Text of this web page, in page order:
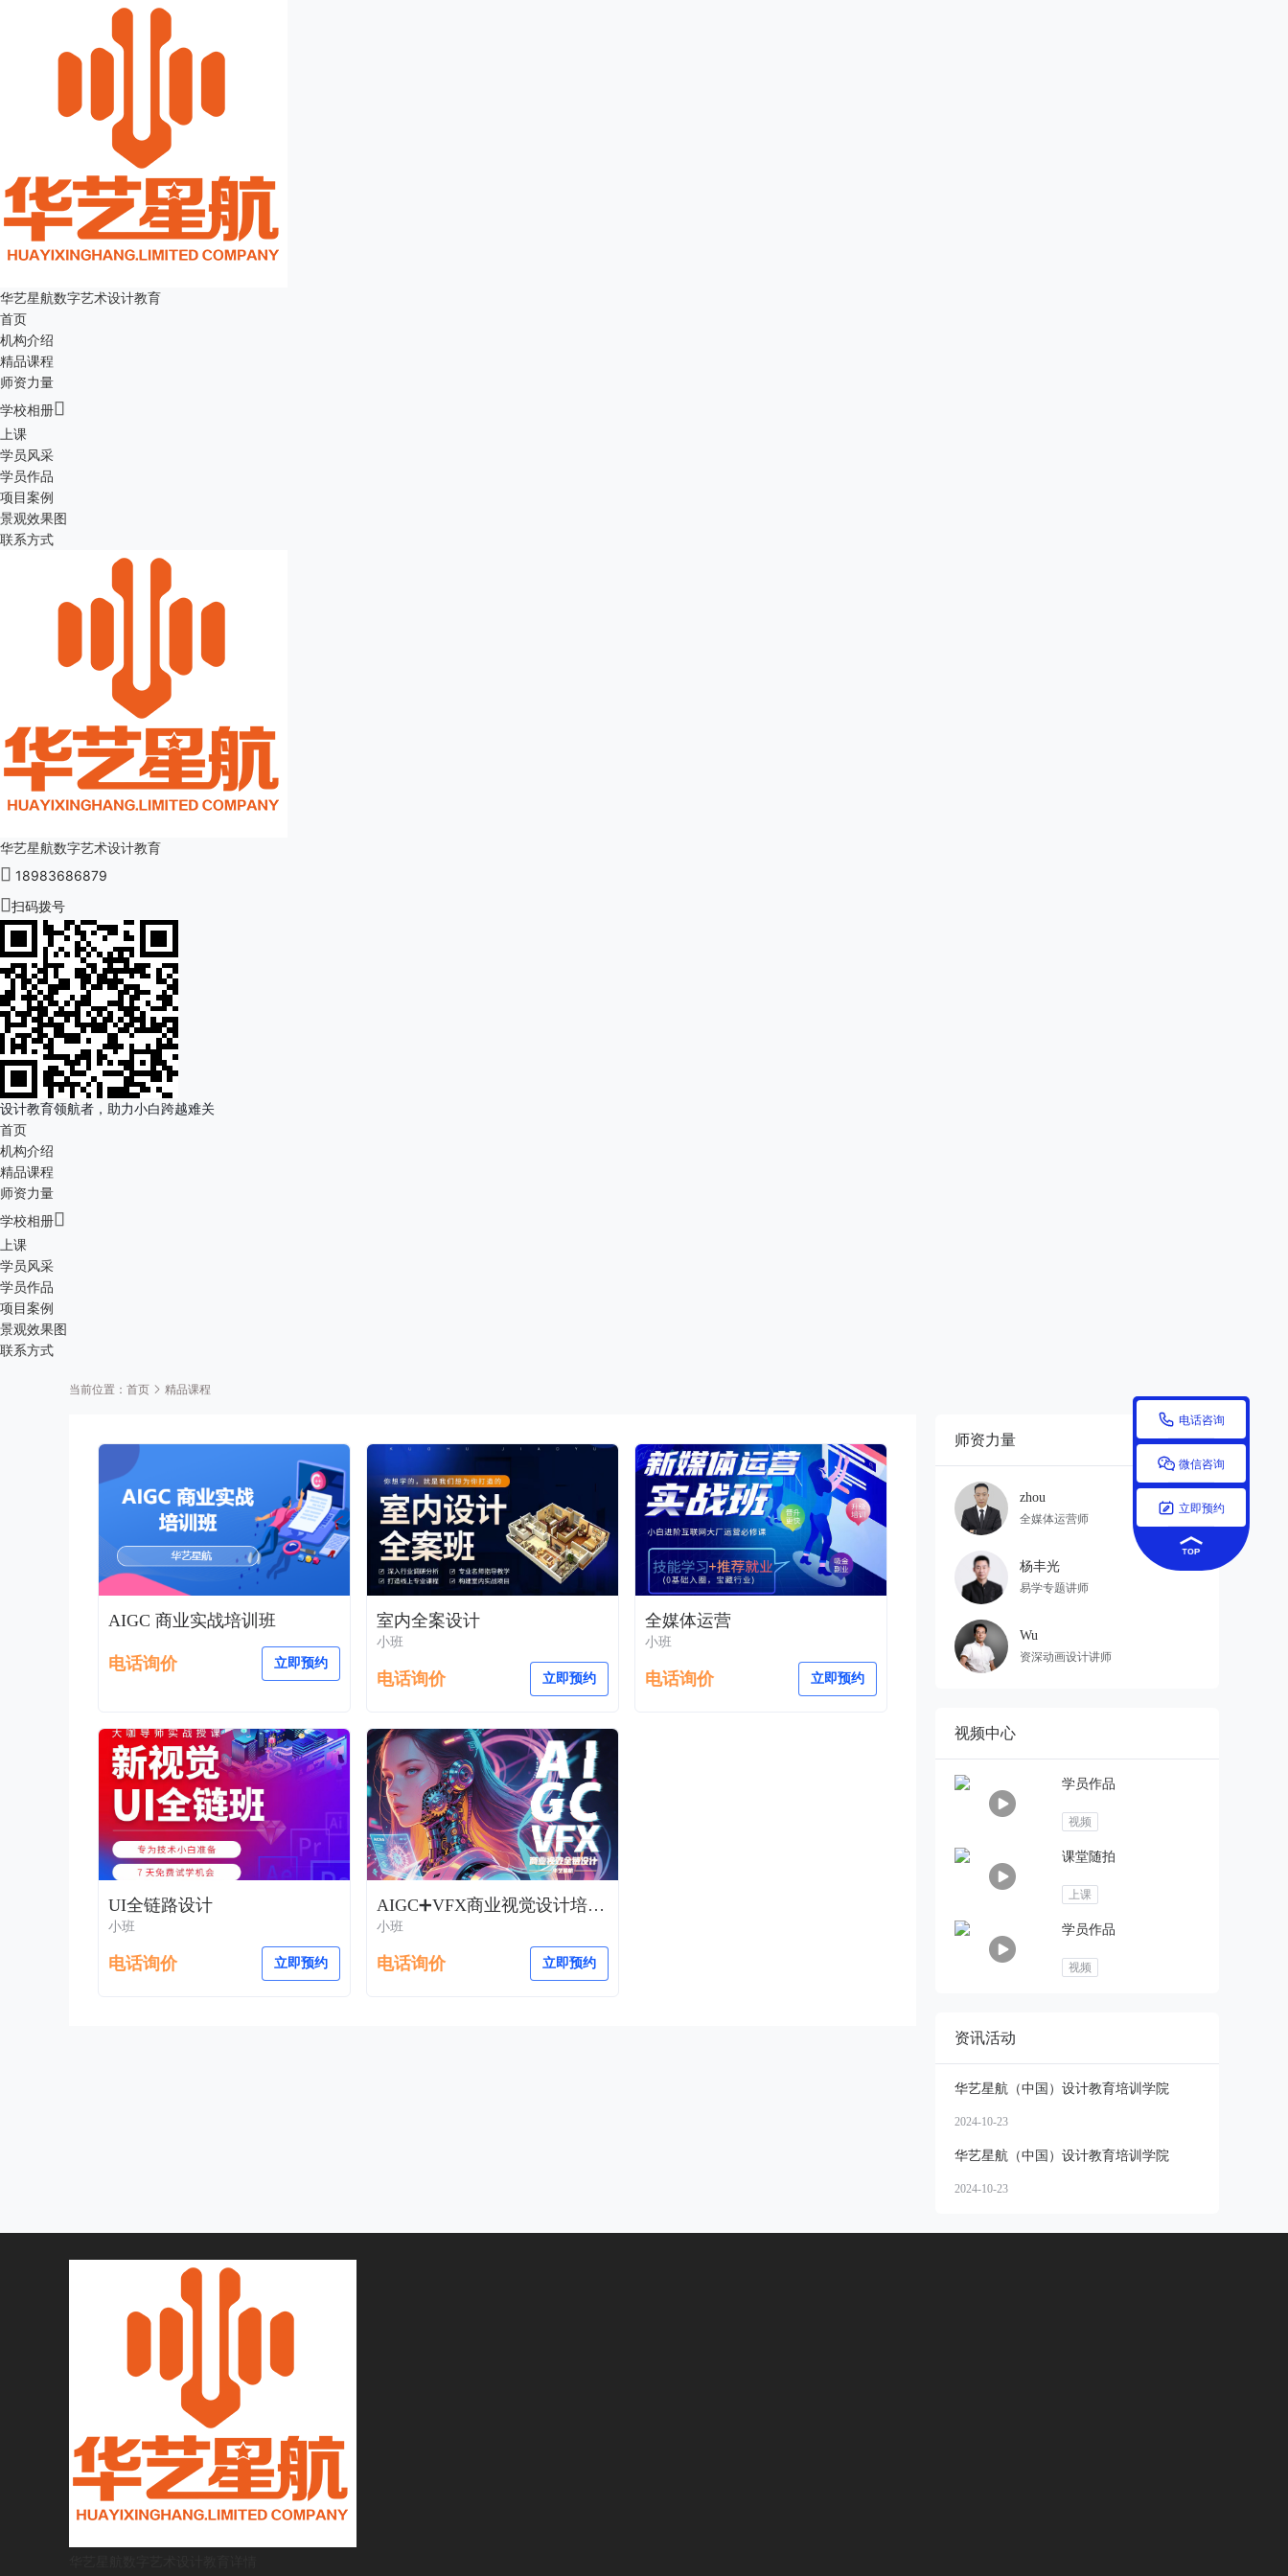
华艺星航数字艺术设计教育
首页
机构介绍
精品课程
师资力量
学校相册
上课
学员风采
学员作品
项目案例
景观效果图
联系方式
华艺星航数字艺术设计教育
 18983686879
扫码拨号
设计教育领航者，助力小白跨越难关
首页
机构介绍
精品课程
师资力量
学校相册
上课
学员风采
学员作品
项目案例
景观效果图
联系方式
 电话咨询
 微信咨询
 立即预约
当前位置： 首页 精品课程
AIGC 商业实战培训班
电话询价 立即预约
室内全案设计
小班
电话询价 立即预约
全媒体运营
小班
电话询价 立即预约
UI全链路设计
小班
电话询价 立即预约
AIGC➕VFX商业视觉设计培训班
小班
电话询价 立即预约
师资力量 更多
zhou
全媒体运营师
杨丰光
易学专题讲师
Wu
资深动画设计讲师
视频中心
学员作品
视频
课堂随拍
上课
学员作品
视频
资讯活动
华艺星航（中国）设计教育培训学院
2024-10-23
华艺星航（中国）设计教育培训学院
2024-10-23